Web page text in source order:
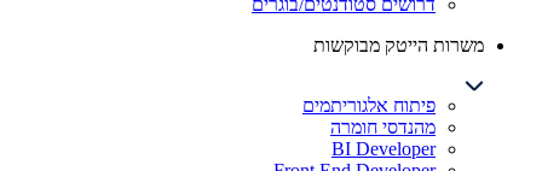
משרות הייטק מבוקשות
פיתוח אלגוריתמים
מהנדסי חומרה
BI Developer